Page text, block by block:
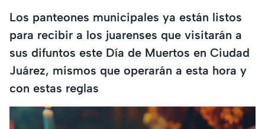
Los panteones municipales ya están listos
para recibir a los juarenses que visitarán a
sus difuntos este Día de Muertos en Ciudad
Juárez, mismos que operarán a esta hora y
con estas reglas